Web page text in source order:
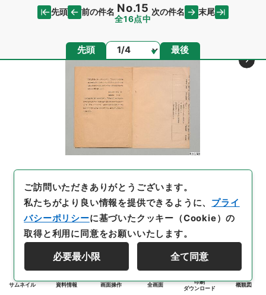
先頭 前の件名 No.15
全16点中
次の件名 末尾
先頭 ページ 最後
サムネイル 資料情報 画面操作 全画面
印刷
ダウンロード
概観図
ご訪問いただきありがとうございます。
私たちがより良い情報を提供できるように、 プライ
バシーポリシーに基づいたクッキー（Cookie）の
取得と利用に同意をお願いいたします。
必要最小限 全て同意